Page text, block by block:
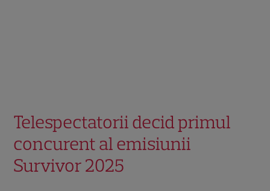
Telespectatorii decid primul
concurent al emisiunii
Survivor 2025